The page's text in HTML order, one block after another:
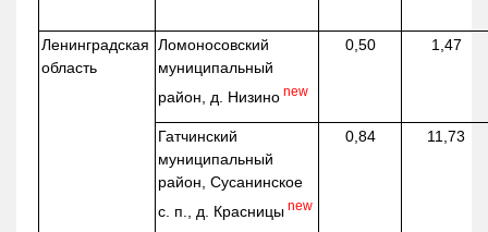
Ленинградская
область
Ломоносовский
муниципальный
район, д. Низино new
0,50 1,47
Гатчинский
муниципальный
район, Сусанинское
с. п., д. Красницы new
0,84 11,73